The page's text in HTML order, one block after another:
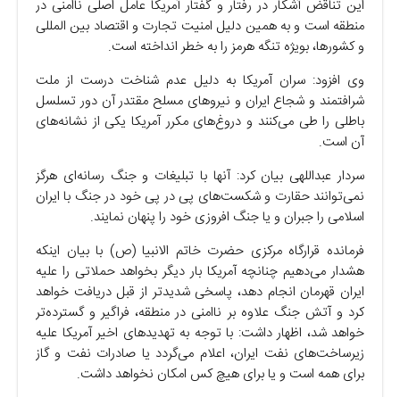
این تناقض آشکار در رفتار و گفتار آمریکا عامل اصلی ناامنی در
منطقه است و به همین دلیل امنیت تجارت و اقتصاد بین المللی
و کشورها، بویژه تنگه هرمز را به خطر انداخته است.
وی افزود: سران آمریکا به دلیل عدم شناخت درست از ملت
شرافتمند و شجاع ایران و نیرو‌های مسلح مقتدر آن دور تسلسل
باطلی را طی می‌کنند و دروغ‌های مکرر آمریکا یکی از نشانه‌های
آن است.
سردار عبداللهی بیان کرد: آنها با تبلیغات و جنگ رسانه‌ای هرگز
نمی‌توانند حقارت و شکست‌های پی در پی خود در جنگ با ایران
اسلامی را جبران و یا جنگ افروزی خود را پنهان نمایند.
فرمانده قرارگاه مرکزی حضرت خاتم الانبیا (ص) با بیان اینکه
هشدار می‌دهیم چنانچه آمریکا بار دیگر بخواهد حملاتی را علیه
ایران قهرمان انجام دهد، پاسخی شدیدتر از قبل دریافت خواهد
کرد و آتش جنگ علاوه بر ناامنی در منطقه، فراگیر و گسترده‌تر
خواهد شد، اظهار داشت: با توجه به تهدید‌های اخیر آمریکا علیه
زیرساخت‌های نفت ایران، اعلام می‌گردد یا صادرات نفت و گاز
برای همه است و یا برای هیچ کس امکان نخواهد داشت.